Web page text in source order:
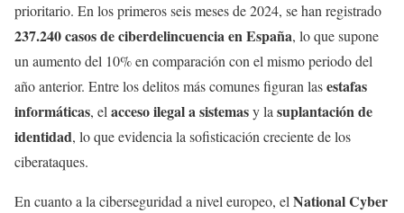
prioritario. En los primeros seis meses de 2024, se han registrado
237.240 casos de ciberdelincuencia en España, lo que supone
un aumento del 10% en comparación con el mismo periodo del
año anterior. Entre los delitos más comunes figuran lasestafas
informáticas, elacceso ilegal a sistemasy lasuplantación de
identidad, lo que evidencia la sofisticación creciente de los
ciberataques.
En cuanto a la ciberseguridad a nivel europeo, elNational Cyber